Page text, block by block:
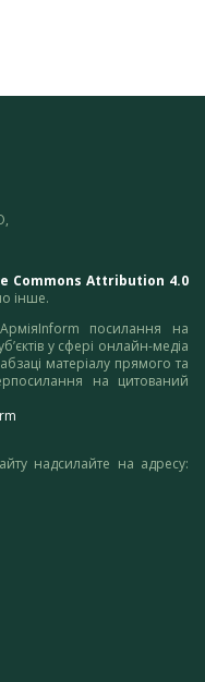
Commons Attribution 4.0
інше.
посилання на
у сфері онлайн-медіа
матеріалу прямого та
на цитований
надсилайте на адресу: